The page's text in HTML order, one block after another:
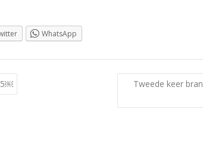
WhatsApp
Tweede keer